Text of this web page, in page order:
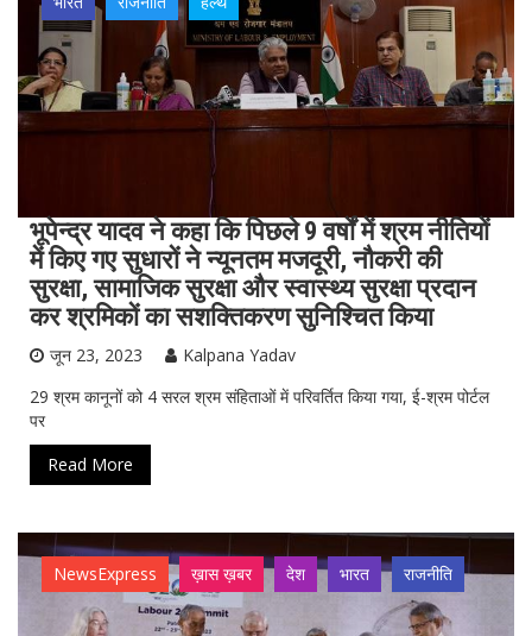
भूपेन्द्र यादव ने कहा कि पिछले 9 वर्षों में श्रम नीतियों
में किए गए सुधारों ने न्यूनतम मजदूरी, नौकरी की
सुरक्षा, सामाजिक सुरक्षा और स्वास्थ्य सुरक्षा प्रदान
कर श्रमिकों का सशक्तिकरण सुनिश्चित किया
जून 23, 2023
Kalpana Yadav
29 श्रम कानूनों को 4 सरल श्रम संहिताओं में परिवर्तित किया गया, ई-श्रम पोर्टल
पर
Read More
NewsExpress ख़ास ख़बर देश भारत राजनीति